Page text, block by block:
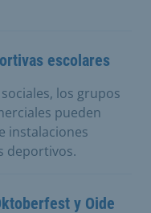
escolares
los grupos
pueden
instalaciones
deportivos.
y Oide